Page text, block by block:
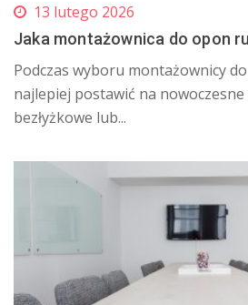
13 lutego 2026
Jaka montażownica do opon
​Podczas wyboru montażownicy
najlepiej postawić na
bezłyżkowe lub...